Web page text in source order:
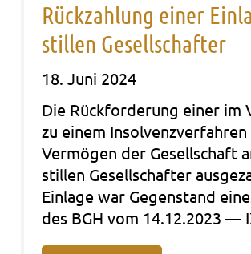
Rückzahlung einer
stillen Gesellschafter
18. Juni 2024
Die Rück­for­de­rung einer im
zu einem Insol­venz­ver­fah­ren
Ver­mö­gen der Gesell­schaft
stil­len Gesell­schaf­ter
Ein­la­ge war Gegen­stand
des BGH vom 14.12.2023 —